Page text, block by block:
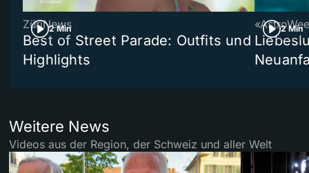
2 Min
ZüriNews
Best of Street Parade: Outfits und
Highlights
2 Min
Weitere News
Videos aus der Region, der Schweiz und aller Welt